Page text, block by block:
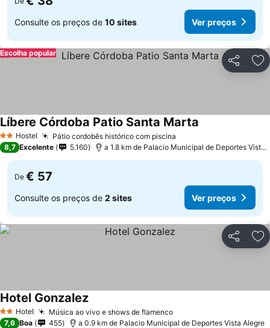
Consulte os preços de 10 sites Ver preços
Partilhar
Escolha popular
2 Estrelas
Hostel Pátio cordobês histórico com piscina
Líbere Córdoba Patio Santa Marta
8,7 Excelente 5.160 a 1.8 km de Palacio Municipal de Deportes Vista Alegre
De € 57
Consulte os preços de 2 sites Ver preços
Partilhar
2 Estrelas
Hotel Música ao vivo e shows de flamenco
Hotel Gonzalez
7,6 Boa 455 a 0.9 km de Palacio Municipal de Deportes Vista Alegre